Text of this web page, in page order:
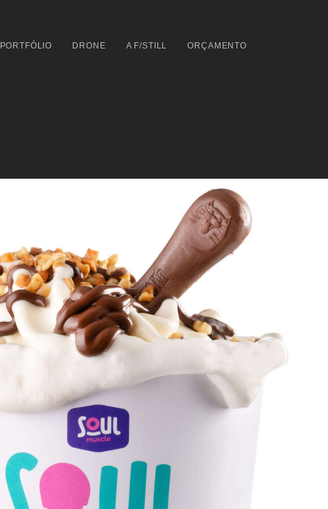
PORTFÓLIO DRONE A F/STILL ORÇAMENTO